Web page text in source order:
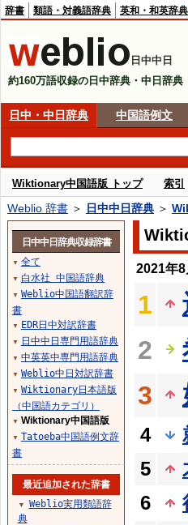
辞書 類語・対義語辞典 英和・和英辞典
日中中日
約160万語収録の日中辞典・中日辞典
日中・中日辞典 中国語例文
Wiktionary中国語版 トップ 索引
Weblio 辞書 ＞ 日中中日辞典 ＞
2021年
1
2
3
4
5
6
日中中日辞典収録辞書
▼ 全て
▼ 白水社 中国語辞典
▼ Weblio中国語翻訳辞
書
▼ EDR日中対訳辞書
▼ 日中中日専門用語辞典
▼ 中英英中専門用語辞典
▼ Weblio中日対訳辞書
▼ Wiktionary日本語版
（中国語カテゴリ）
▼ Wiktionary中国語版
▼ Tatoeba中国語例文辞
書
最近追加された辞書
▼
Weblio実用類語辞
典